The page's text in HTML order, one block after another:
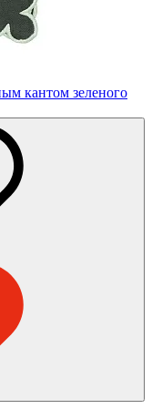
кантом зеленого